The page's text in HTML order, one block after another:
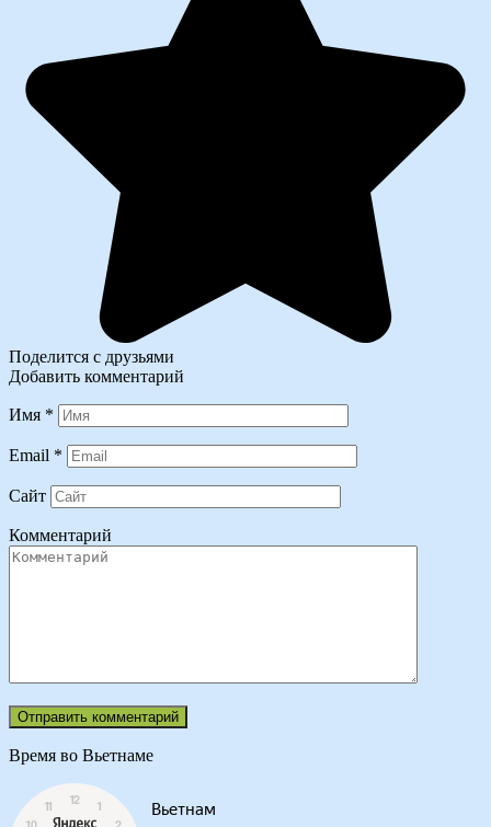
Поделится с друзьями
Добавить комментарий
Имя *
Email *
Сайт
Комментарий
Время во Вьетнаме